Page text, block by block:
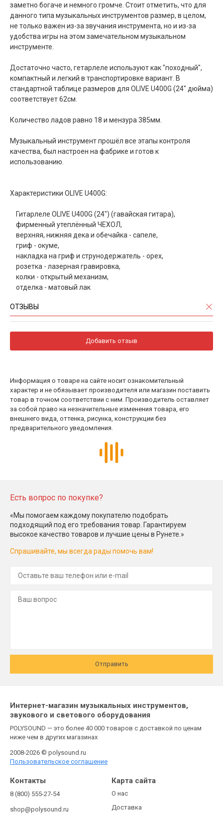
заметно богаче и немного громче. Стоит отметить, что для
данного типа музыкальных инструментов размер, в целом,
не только важен из-за звучания инструмента, но и из-за
удобства игры на этом замечательном музыкальном
инструменте.
Достаточно часто, гетарлеле используют как "походный",
компактный и легкий в транспортировке вариант. В
стандартной таблице размеров для OLIVE U400G (24" дюйма)
соответствует 62см.
Количество ладов равно 18 и мензура 385мм.
Музыкальный инструмент прошёл все этапы контроля
качества, был настроен на фабрике и готов к
использованию.
Характеристики OLIVE U400G:
Гитарлеле OLIVE U400G (24") (гавайская гитара),
фирменный утеплённый ЧЕХОЛ,
верхняя, нижняя дека и обечайка - сапеле,
гриф - окуме,
накладка на гриф и струнодержатель - орех,
розетка - лазерная гравировка,
колки - открытый механизм,
отделка - матовый лак
ОТЗЫВЫ
Добавить отзыв
Информация о товаре на сайте носит ознакомительный
характер и не обязывает производителя или магазин поставить
товар в точном соответствии с ним. Производитель оставляет
за собой право на незначительные изменения товара, его
внешнего вида, оттенка, рисунка, конструкции без
предварительного уведомления.
Есть вопрос по покупке?
«Мы помогаем каждому покупателю подобрать
подходящий под его требования товар. Гарантируем
высокое качество товаров и лучшие цены в Рунете.»
Спрашивайте, мы всегда рады помочь вам!
Отправить
Интернет-магазин музыкальных инструментов,
звукового и светового оборудования
POLYSOUND — это более 40 000 товаров с доставкой по ценам
ниже чем в других магазинах
2008-2026 © polysound.ru
Пользовательское соглашение
Контакты
8 (800) 555-27-54
shop@polysound.ru
Карта сайта
О нас
Доставка